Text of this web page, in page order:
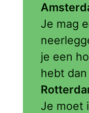
Je mag
je een
hebt
Je moet